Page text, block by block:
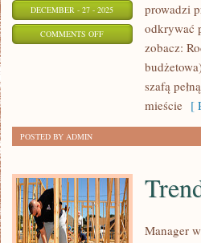
DECEMBER - 27 - 2025
COMMENTS OFFON
SPORTOWA
ATHLEISURE
prowadzi
odkrywać
zobacz:
szafą
mieście [
POSTED BY ADMIN
Manager